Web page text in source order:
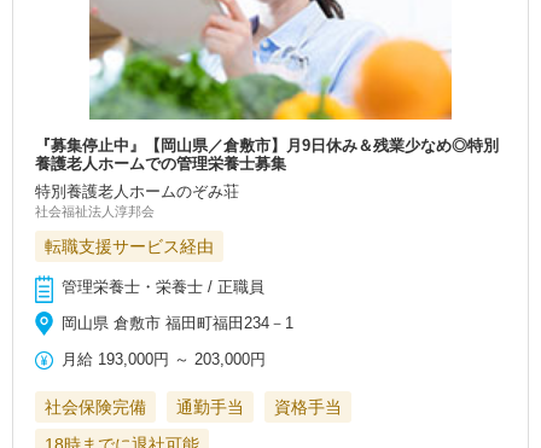
『募集停止中』【岡山県／倉敷市】月9日休み＆残業少なめ◎特別
養護老人ホームでの管理栄養士募集
特別養護老人ホームのぞみ荘
社会福祉法人淳邦会
転職支援サービス経由
管理栄養士・栄養士 / 正職員
岡山県 倉敷市 福田町福田234－1
月給 193,000円 ～203,000円
社会保険完備 通勤手当
資格手当